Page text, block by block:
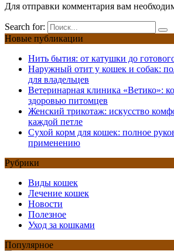
Для отправки комментария вам
Search for:
Новые публикации
Нить бытия: от катушки до
Наружный отит у кошек и собак:
для владельцев
Ветеринарная клиника «Ветико»:
здоровью питомцев
Женский трикотаж: искусство
каждой петле
Сухой корм для кошек: полное
применению
Рубрики
Виды кошек
Лечение кошек
Новости
Полезное
Уход за кошками
Популярное